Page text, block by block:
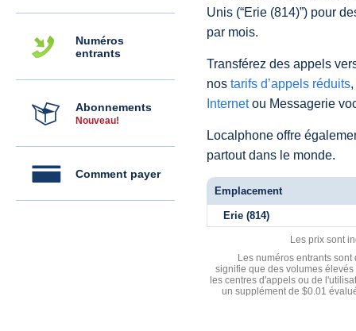
Numéros
entrants
Abonnements
Nouveau!
Comment payer
Unis (“Erie (814)”) pour
par mois.
Transférez des appels
nos tarifs d’appels réduits
Internetou Messagerie
Localphone offre
partout dans le monde.
Emplacement
Erie (814)
Les prix sont
Les numéros entrants
signifie que des volumes
les centres d'appels ou de
un supplément de $0.01